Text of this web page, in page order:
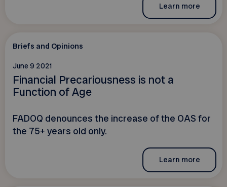
Learn more
Briefs and Opinions
June 9 2021
Financial Precariousness is not a
Function of Age
FADOQ denounces the increase of the OAS for
the 75+ years old only.
Learn more